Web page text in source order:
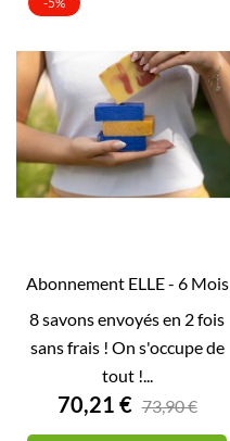
APERÇU RAPIDE
Abonnement ELLE - 6 Mois
8 savons envoyés en 2 fois
sans frais ! On s'occupe de
tout !...
70,21 € 73,90 €